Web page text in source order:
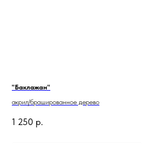
"Баклажан"
акрил/брашированное дерево
1 250 р.